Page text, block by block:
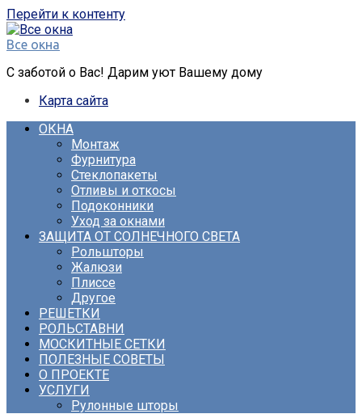
Перейти к контенту
Все окна
С заботой о Вас! Дарим уют Вашему дому
Карта сайта
ОКНА
Монтаж
Фурнитура
Стеклопакеты
Отливы и откосы
Подоконники
Уход за окнами
ЗАЩИТА ОТ СОЛНЕЧНОГО СВЕТА
Рольшторы
Жалюзи
Плиссе
Другое
РЕШЕТКИ
РОЛЬСТАВНИ
МОСКИТНЫЕ СЕТКИ
ПОЛЕЗНЫЕ СОВЕТЫ
О ПРОЕКТЕ
УСЛУГИ
Рулонные шторы